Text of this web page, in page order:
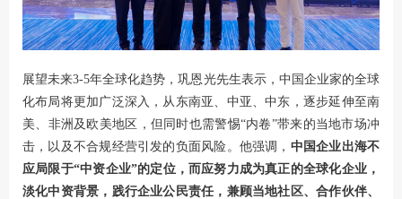
展望未来3-5年全球化趋势，巩恩光先生表示，中国企业家的全球
化布局将更加广泛深入，从东南亚、中亚、中东，逐步延伸至南
美、非洲及欧美地区，但同时也需警惕“内卷”带来的当地市场冲
击，以及不合规经营引发的负面风险。他强调， 中国企业出海不
应局限于“中资企业”的定位，而应努力成为真正的全球化企业，
淡化中资背景，践行企业公民责任，兼顾当地社区、合作伙伴、